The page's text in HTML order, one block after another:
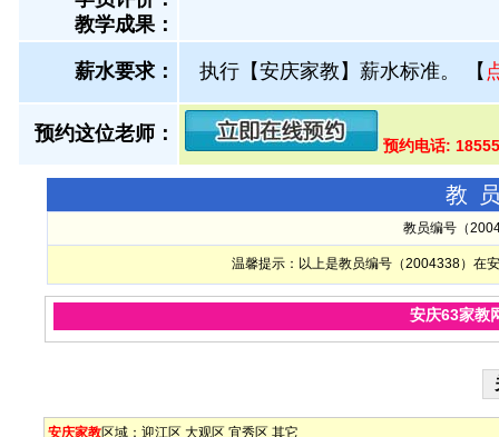
教学成果：
薪水要求： 执行【安庆家教】薪水标准。 【
预约这位老师：
预约电话:
教
教员编号（
温馨提示：以上是教员编号（2004338）在
安庆63家教
安庆家教区域： 迎江区 大观区 宜秀区 其它